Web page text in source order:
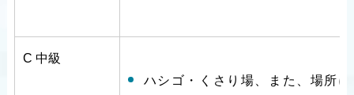
C 中級
ハシゴ・くさり場、また、場所